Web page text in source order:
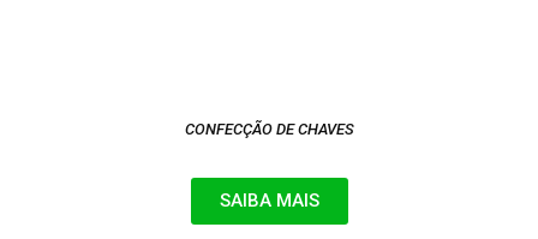
CONFECÇÃO DE CHAVES
SAIBA MAIS